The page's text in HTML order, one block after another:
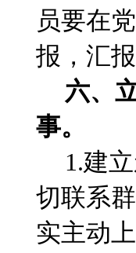
员要在
报，汇
六、
事。
1.建
切联系
实主动